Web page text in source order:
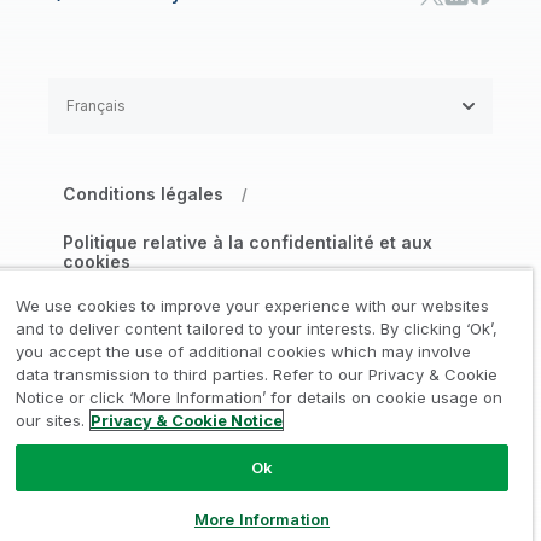
Conditions légales /
Politique relative à la confidentialité et aux
cookies
Marques déposées / Confiance /
Conditions d’utilisation /
Gérer mes préférences de consentement
© 1993-2026 QlikTech International
AB, Tous droits réservés
Français
We use cookies to improve your experience with our websites
and to deliver content tailored to your interests. By clicking ‘Ok’,
you accept the use of additional cookies which may involve
data transmission to third parties. Refer to our Privacy & Cookie
Notice or click ‘More Information’ for details on cookie usage on
our sites. Privacy & Cookie Notice
Ok
More Information